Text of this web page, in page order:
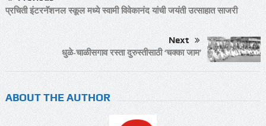
प्रचिती इंटरनॅशनल स्कूल मध्ये स्वामी विवेकानंद यांची जयंती उत्साहात साजरी
Next
धुळे-चाळीसगाव रस्ता दुरुस्तीसाठी ‘चक्का जाम’
ABOUT THE AUTHOR